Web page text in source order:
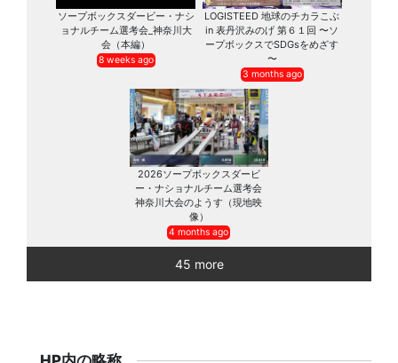
ソープボックスダービー・ナシ
ョナルチーム選考会_神奈川大
会（本編）
8 weeks ago
LOGISTEED 地球のチカラこぶ
in 表丹沢みのげ 第６１回 〜ソ
ープボックスでSDGsをめざす
〜
3 months ago
2026ソープボックスダービ
ー・ナショナルチーム選考会
神奈川大会のようす（現地映
像）
4 months ago
45 more